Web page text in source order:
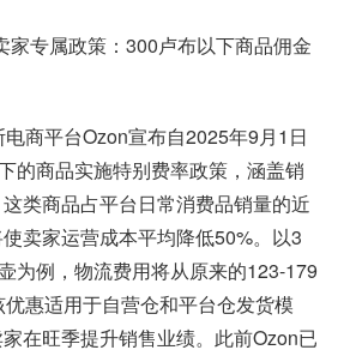
家专属政策：300卢布以下商品佣金
商平台Ozon宣布自2025年9月1日
的商品实施特别费率政策，涵盖销
类商品占平台日常消费品销量的近
卖家运营成本平均降低50%。以3
为例，物流费用将从原来的123-179
惠适用于自营仓和平台仓发货模
在旺季提升销售业绩。此前Ozon已